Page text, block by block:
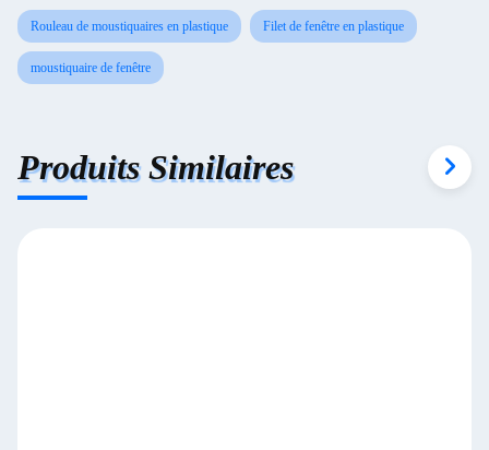
Rouleau de moustiquaires en plastique Filet de fenêtre en plastique
moustiquaire de fenêtre
Produits Similaires